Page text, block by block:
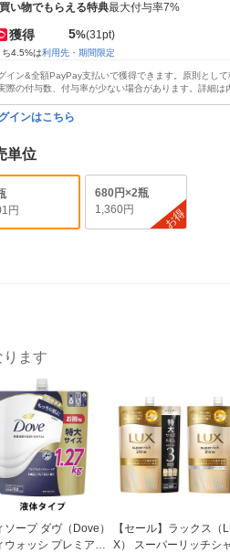
い物でもらえる特典最大付与率7%
獲得 5%(31pt)
ち4.5%は利用先・期間限定
イン&全額PayPay支払いで獲得できます。原則とし
際の付与数、付与率が少ない場合があります。詳細は
インはこちら
単位
円
680円×2瓶
1,360円
お得
ます
ソープ ダヴ（Dove）
ウォッシ プレミアム
【セール】ラックス（
X） スーパーリッチシ